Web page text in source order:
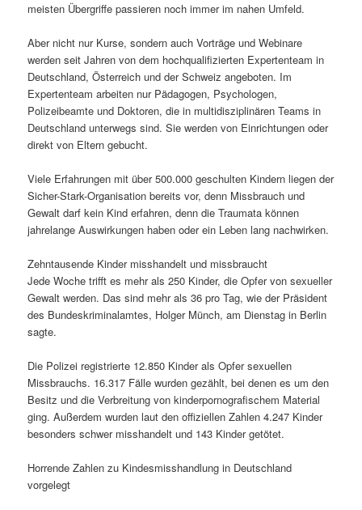
meisten Übergriffe passieren noch immer im nahen Umfeld.
Aber nicht nur Kurse, sondern auch Vorträge und Webinare
werden seit Jahren von dem hochqualifizierten Expertenteam in
Deutschland, Österreich und der Schweiz angeboten. Im
Expertenteam arbeiten nur Pädagogen, Psychologen,
Polizeibeamte und Doktoren, die in multidisziplinären Teams in
Deutschland unterwegs sind. Sie werden von Einrichtungen oder
direkt von Eltern gebucht.
Viele Erfahrungen mit über 500.000 geschulten Kindern liegen der
Sicher-Stark-Organisation bereits vor, denn Missbrauch und
Gewalt darf kein Kind erfahren, denn die Traumata können
jahrelange Auswirkungen haben oder ein Leben lang nachwirken.
Zehntausende Kinder misshandelt und missbraucht
Jede Woche trifft es mehr als 250 Kinder, die Opfer von sexueller
Gewalt werden. Das sind mehr als 36 pro Tag, wie der Präsident
des Bundeskriminalamtes, Holger Münch, am Dienstag in Berlin
sagte.
Die Polizei registrierte 12.850 Kinder als Opfer sexuellen
Missbrauchs. 16.317 Fälle wurden gezählt, bei denen es um den
Besitz und die Verbreitung von kinderpornografischem Material
ging. Außerdem wurden laut den offiziellen Zahlen 4.247 Kinder
besonders schwer misshandelt und 143 Kinder getötet.
Horrende Zahlen zu Kindesmisshandlung in Deutschland
vorgelegt